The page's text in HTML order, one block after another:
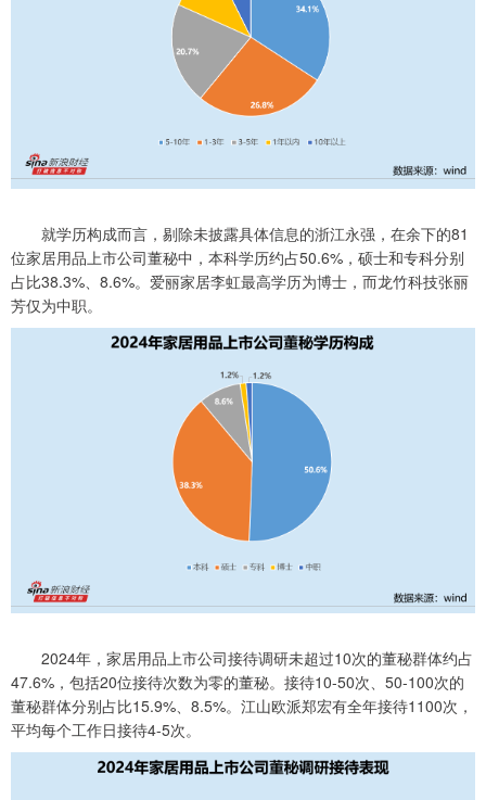
就学历构成而言，剔除未披露具体信息的浙江永强，在余下的81
位家居用品上市公司董秘中，本科学历约占50.6%，硕士和专科分别
占比38.3%、8.6%。爱丽家居李虹最高学历为博士，而龙竹科技张丽
芳仅为中职。
2024年，家居用品上市公司接待调研未超过10次的董秘群体约占
47.6%，包括20位接待次数为零的董秘。接待10-50次、50-100次的
董秘群体分别占比15.9%、8.5%。江山欧派郑宏有全年接待1100次，
平均每个工作日接待4-5次。